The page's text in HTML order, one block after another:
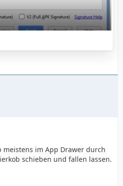
im App Drawer durch
schieben und fallen lassen.